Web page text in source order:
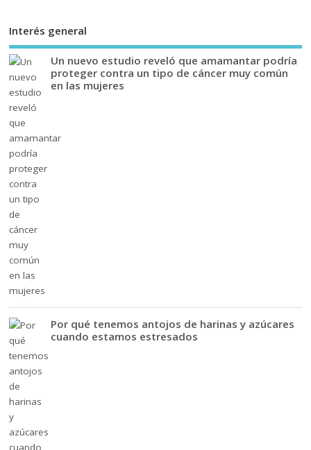
Interés general
Un nuevo estudio reveló que amamantar podría
proteger contra un tipo de cáncer muy común
en las mujeres
Por qué tenemos antojos de harinas y azúcares
cuando estamos estresados